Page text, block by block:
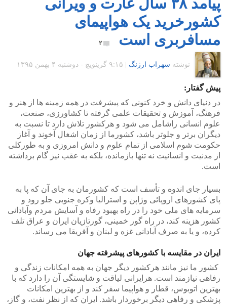
کشورخرید یک هواپیمای
مسافربری است
۲
نوشته سهراب ارژنگ ۹:۱۵ گرينويچ - دوشنبه ۴ بهمن ۱۳۹۵
پیش گفتار:
در دنیای دانش و خرد کنونی که پیشرفت در همه زمینه ها از هنر و
فرهنگ، آموزش و تحقیقات علمی گرفته تا کشاورزی، صنعت،
علوم انسانی راشامل می شود و هرکشور تلاش دارد تا نسبت به
دیگران برتر و جلوتر باشد، کشورما از زمان اشغال آخوند و آغاز
حکومت شوم اسلامی از تمام علوم و دانش امروزی و به طورکلی
از مدنیت و انسانیت نه تنها بازمانده، بلکه به عقب نیز گام برداشته
است.
بسیار جای اندوه و تأسف است که کشورمان به جای آن که پا به
پای کشورهای اروپائی وژاپن و استرالیا وکره جنوبی جلو رود و
سرمایه های ملی خود را در راه بهبود رفاه و آسایش مردم وآبادانی
کشور هزینه کند، در راه گور خمینی، گورتازیان ایران و عراق تلف
کرده، و یا به صرف آبادانی غزه و لبنان و آفریقا می رساند.
ایران در مقایسه با کشورهای پیشرفته جهان
کشور ما نیز مانند هرکشور دیگر جهان به همه امکانات زندگی و
رفاهی نیازمند است. هرایرانی لیاقت و شایستگی آن را دارد که با
بهترین اتوبوس، قطار و هواپیما سفر کند و از بهترین امکانات
پزشکی و رفاهی دیگر برخوردار باشد. ایران که از نظر نفت، و گاز،